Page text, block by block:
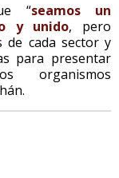
“seamos un
y unido, pero
de cada sector y
para presentar
organismos